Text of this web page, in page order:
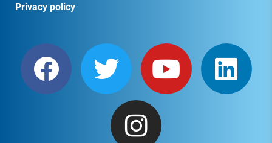
Privacy policy